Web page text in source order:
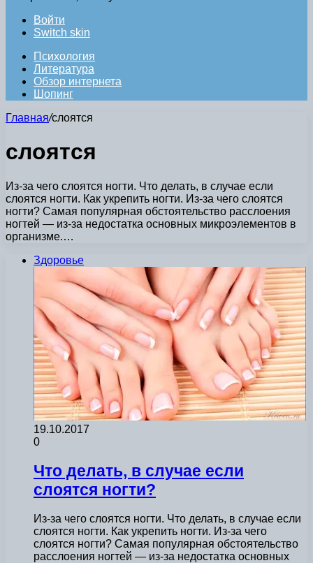
Войти
Switch skin
Психология
Литература
Обзор интернета
Шопинг
Главная/слоятся
слоятся
Из-за чего слоятся ногти. Что делать, в случае если
слоятся ногти. Как укрепить ногти. Из-за чего слоятся
ногти? Самая популярная обстоятельство расслоения
ногтей — из-за недостатка основных микроэлементов в
организме.…
Здоровье
19.10.2017
0
Что делать, в случае если
слоятся ногти?
Из-за чего слоятся ногти. Что делать, в случае если
слоятся ногти. Как укрепить ногти. Из-за чего
слоятся ногти? Самая популярная обстоятельство
расслоения ногтей — из-за недостатка основных